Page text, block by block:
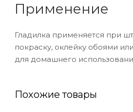
Применение
Гладилка применяется при
покраску, оклейку обоями
для домашнего
Похожие товары